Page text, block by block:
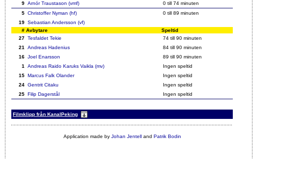
9 Arnór Traustason (vmf)
0 till 74 minuten
5 Christoffer Nyman (hf)
0 till 89 minuten
19 Sebastian Andersson (vf)
# Avbytare
Speltid
27 Tesfaldet Tekie
74 till 90 minuten
21
Andreas Hadenius
84 till 90 minuten
16 Joel Enarsson
89 till 90 minuten
1
Andreas Raido Karuks Vaikla (mv)
Ingen speltid
15 Marcus Falk Olander
Ingen speltid
24 Gentrit Citaku
Ingen speltid
25 Filip Dagerstål Ingen speltid
Filmklipp från KanalPeking
Application made by Johan Jentelland Patrik Bodin